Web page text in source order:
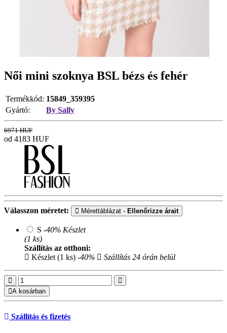
Női mini szoknya BSL bézs és fehér
Termékkód: 15849_359395
Gyártó:
By Sally
6971 HUF
od 4183 HUF
Válasszon méretet: Mérettáblázat - Ellenőrizze árait
S -40% Készlet
(1 ks)
Szállítás az otthoni:
Készlet (1 ks) -40% Szállítás 24 órán belül
A kosárban
Szállítás és fizetés